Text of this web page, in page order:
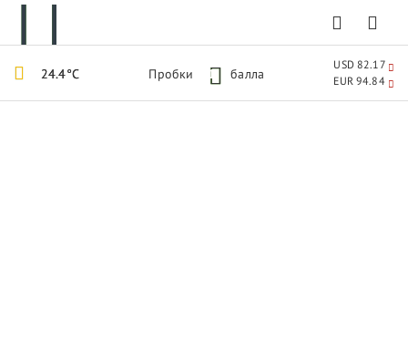
24.4°C Пробки 1 балла
USD 82.17
EUR 94.84